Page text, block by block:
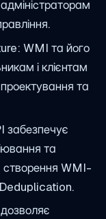
WMI та його
і клієнтам
та
забезпечує
та
створення WMI-